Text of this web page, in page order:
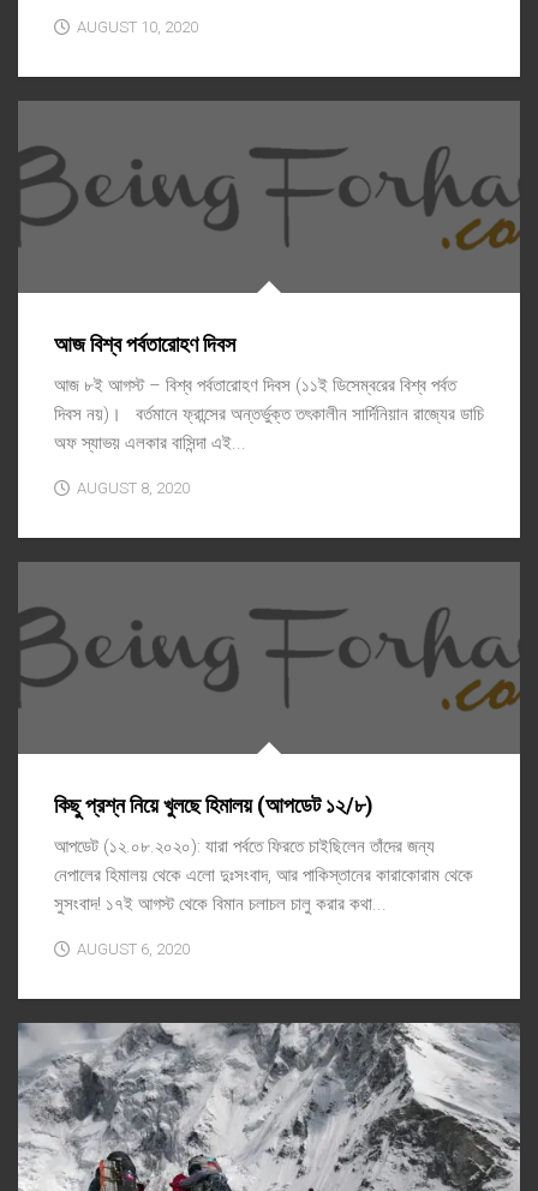
AUGUST 10, 2020
আজ বিশ্ব পর্বতারোহণ দিবস
আজ ৮ই আগস্ট – বিশ্ব পর্বতারোহণ দিবস (১১ই ডিসেম্বরের বিশ্ব পর্বত
দিবস নয়)। বর্তমানে ফ্রান্সের অন্তর্ভুক্ত তৎকালীন সার্দিনিয়ান রাজ্যের ডাচি
অফ স্যাভয় এলকার বাসিন্দা এই...
AUGUST 8, 2020
কিছু প্রশ্ন নিয়ে খুলছে হিমালয় (আপডেট ১২/৮)
আপডেট (১২.০৮.২০২০): যারা পর্বতে ফিরতে চাইছিলেন তাঁদের জন্য
নেপালের হিমালয় থেকে এলো দুঃসংবাদ, আর পাকিস্তানের কারাকোরাম থেকে
সুসংবাদ! ১৭ই আগস্ট থেকে বিমান চলাচল চালু করার কথা...
AUGUST 6, 2020